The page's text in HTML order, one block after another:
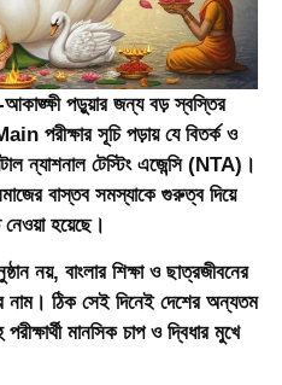
আকাঙ্ক্ষী পড়ুয়ার জন্য বড় স্বস্তির
পরীক্ষার সূচি পড়ায় যে বিতর্ক ও
ন্যাশনাল টেস্টিং এজেন্সি (NTA)।
বাস্তব সমস্যাকে গুরুত্ব দিয়ে
নেওয়া হয়েছে।
নয়, বাংলার শিক্ষা ও ছাত্রজীবনের
নাম। ঠিক সেই দিনেই দেশের অন্যতম
মানসিক চাপ ও দ্বিধার মুখে